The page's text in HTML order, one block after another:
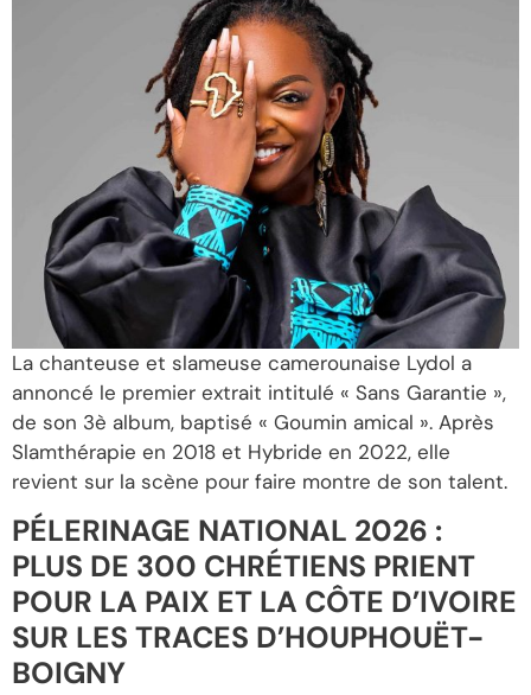
La chanteuse et slameuse camerounaise Lydol a
annoncé le premier extrait intitulé « Sans Garantie »,
de son 3è album, baptisé « Goumin amical ». Après
Slamthérapie en 2018 et Hybride en 2022, elle
revient sur la scène pour faire montre de son talent.
PÉLERINAGE NATIONAL 2026 :
PLUS DE 300 CHRÉTIENS PRIENT
POUR LA PAIX ET LA CÔTE D’IVOIRE
SUR LES TRACES D’HOUPHOUËT-
BOIGNY